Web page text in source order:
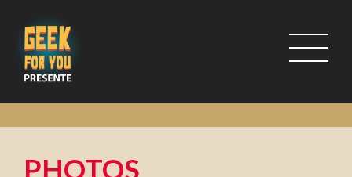
PHOTOS